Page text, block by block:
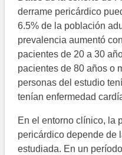
derrame pericárdico
6.5% de la población
prevalencia aumentó
pacientes de 20 a 30
pacientes de 80 años o
personas del estudio
tenían enfermedad
En el entorno clínico, la
pericárdico depende de
estudiada. En un